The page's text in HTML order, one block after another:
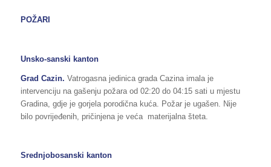
POŽARI
Unsko-sanski kanton
Grad Cazin. Vatrogasna jedinica grada Cazina imala je
intervenciju na gašenju požara od 02:20 do 04:15 sati u mjestu
Gradina, gdje je gorjela porodična kuća. Požar je ugašen. Nije
bilo povrijeđenih, pričinjena je veća materijalna šteta.
Srednjobosanski kanton